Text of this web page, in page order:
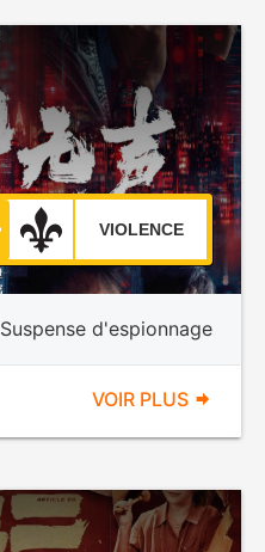
VIOLENCE
Suspense d'espionnage
VOIR PLUS